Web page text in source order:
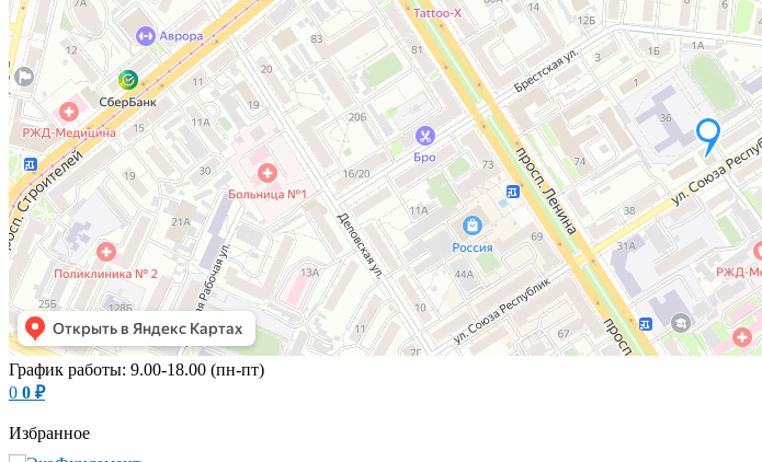
График работы: 9.00-18.00 (пн-пт)
0 0 ₽
Избранное